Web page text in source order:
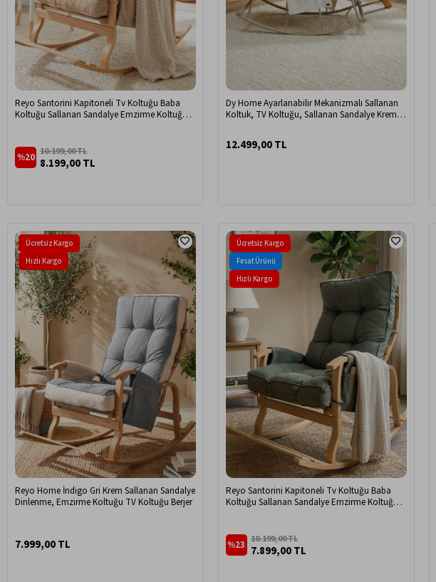
Reyo Santorini Kapitoneli Tv Koltuğu Baba
Koltuğu Sallanan Sandalye Emzirme Koltuğu
8.199,00 TL
10.199,00 TL
%20
Dy Home Ayarlanabilir Mekanizmalı Sallanan
Koltuk, TV Koltuğu, Sallanan Sandalye Krem
12.499,00 TL
Reyo Home İndigo Gri Krem Sallanan Sandalye
Dinlenme, Emzirme Koltuğu TV Koltuğu Berjer
7.999,00 TL
Ücretsiz Kargo
Hızlı Kargo
Reyo Santorini Kapitoneli Tv Koltuğu Baba
Koltuğu Sallanan Sandalye Emzirme Koltuğu
7.899,00 TL
10.199,00 TL
%23
Ücretsiz Kargo
Fırsat Ürünü
Hızlı Kargo